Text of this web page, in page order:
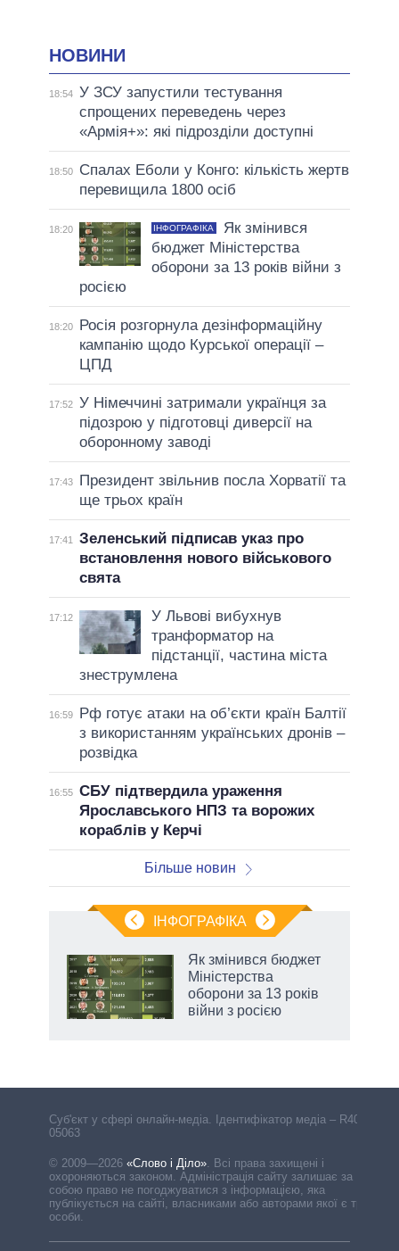
НОВИНИ
18:54 У ЗСУ запустили тестування
спрощених переведень через
«Армія+»: які підрозділи доступні
18:50
Спалах Еболи у Конго: кількість жертв
перевищила 1800 осіб
18:20 ІНФОГРАФІКА
Як змінився
бюджет Міністерства
оборони за 13 років війни з
росією
18:20
Росія розгорнула дезінформаційну
кампанію щодо Курської операції –
ЦПД
17:52 У Німеччині затримали українця за
підозрою у підготовці диверсії на
оборонному заводі
17:43
Президент звільнив посла Хорватії та
ще трьох країн
17:41
Зеленський підписав указ про
встановлення нового військового
свята
17:12
У Львові вибухнув
транформатор на
підстанції, частина міста
знеструмлена
16:59
Рф готує атаки на об’єкти країн Балтії
з використанням українських дронів –
розвідка
16:55 СБУ підтвердила ураження
Ярославського НПЗ та ворожих
кораблів у Керчі
Більше новин
ІНФОГРАФІКА
Як змінився бюджет
Міністерства
оборони за 13 років
війни з росією
Cуб'єкт у сфері онлайн-медіа. Ідентифікатор медіа – R40-
05063
© 2009—2026 «Слово і Діло». Всі права захищені і
охороняються законом. Адміністрація сайту залишає за
собою право не погоджуватися з інформацією, яка
публікується на сайті, власниками або авторами якої є треті
особи.